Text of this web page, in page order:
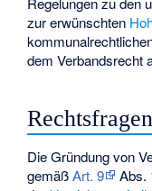
zur erwünschten
dem Verbandsrecht
Rechtsfragen
Die Gründung von
gemäßArt. 9